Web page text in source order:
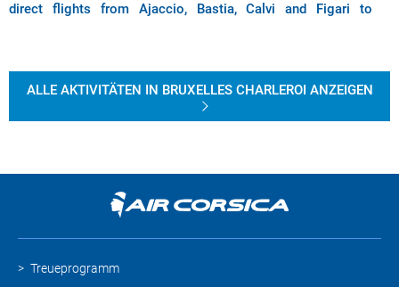
direct flights from Ajaccio, Bastia, Calvi and Figari to
ALLE AKTIVITÄTEN IN BRUXELLES CHARLEROI ANZEIGEN
Treueprogramm